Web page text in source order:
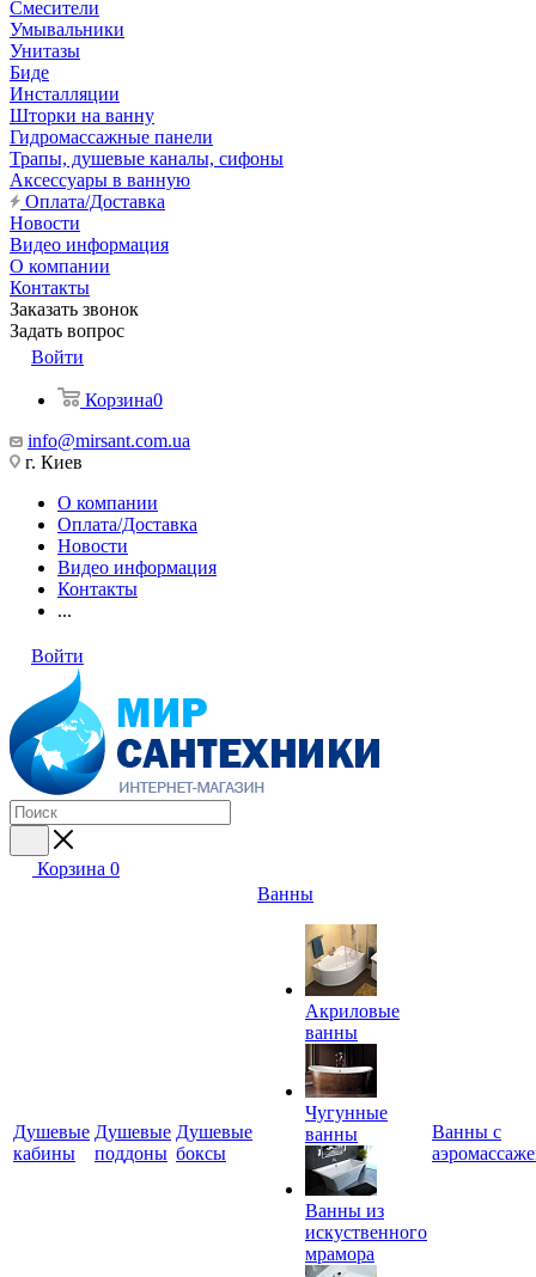
Смесители
Умывальники
Унитазы
Биде
Инсталляции
Шторки на ванну
Гидромассажные панели
Трапы, душевые каналы, сифоны
Аксессуары в ванную
Оплата/Доставка
Новости
Видео информация
О компании
Контакты
Заказать звонок
Задать вопрос
Войти
Корзина0
info@mirsant.com.ua
г. Киев
О компании
Оплата/Доставка
Новости
Видео информация
Контакты
...
Войти
Корзина 0
Душевые
кабины
Душевые
поддоны
Душевые
боксы
Ванны
Акриловые
ванны
Чугунные
ванны
Ванны из
искуственного
мрамора
Ванны с